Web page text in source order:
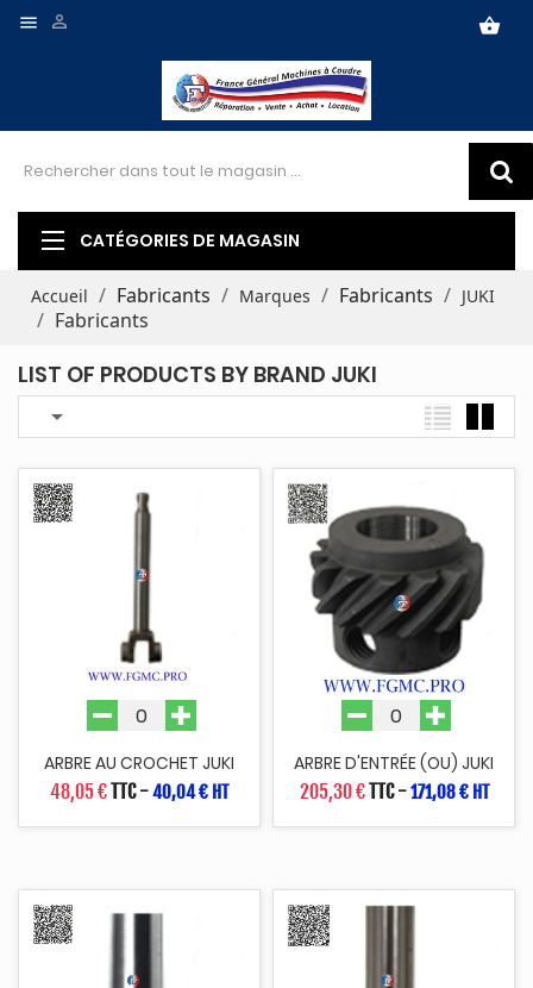
 shopping_basket

CATÉGORIES DE MAGASIN
Accueil Fabricants Marques Fabricants JUKI
Fabricants
LIST OF PRODUCTS BY BRAND JUKI

ARBRE AU CROCHET JUKI
48,05 €TTC-40,04 € HT
ARBRE D'ENTRÉE (OU) JUKI
205,30 €TTC-171,08 € HT